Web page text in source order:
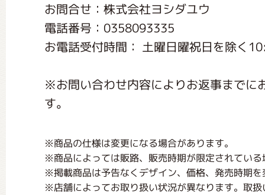
お問合せ：株式会社ヨシダユウ
電話番号：0358093335
お電話受付時間： 土曜日曜祝日を除く
※お問い合わせ内容によりお返事までに
す。
※商品の仕様は変更になる場合があります。
※商品によっては販路、販売時期が限定されてい
※掲載商品は予告なくデザイン、価格、発売時期
※店舗によってお取り扱い状況が異なります。取
くまのがっこう 家庭科部